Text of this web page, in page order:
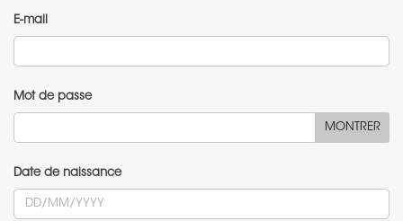
E-mail
Mot de passe
MONTRER
Date de naissance